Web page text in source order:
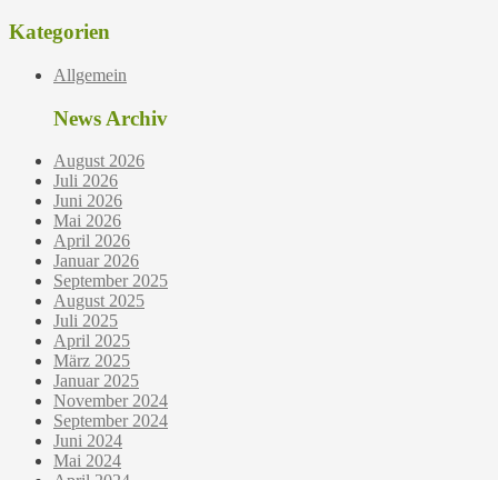
Kategorien
Allgemein
News Archiv
August 2026
Juli 2026
Juni 2026
Mai 2026
April 2026
Januar 2026
September 2025
August 2025
Juli 2025
April 2025
März 2025
Januar 2025
November 2024
September 2024
Juni 2024
Mai 2024